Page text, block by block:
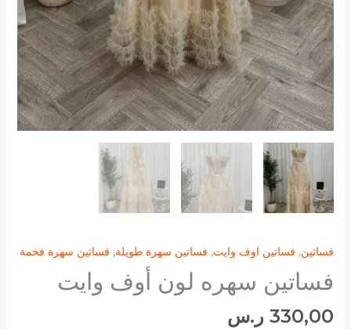
فساتين, فساتين اوف وايت, فساتين سهرة طويلة, فساتين سهرة فخمة
فساتين سهره لون أوف وايت
330,00 ر.س